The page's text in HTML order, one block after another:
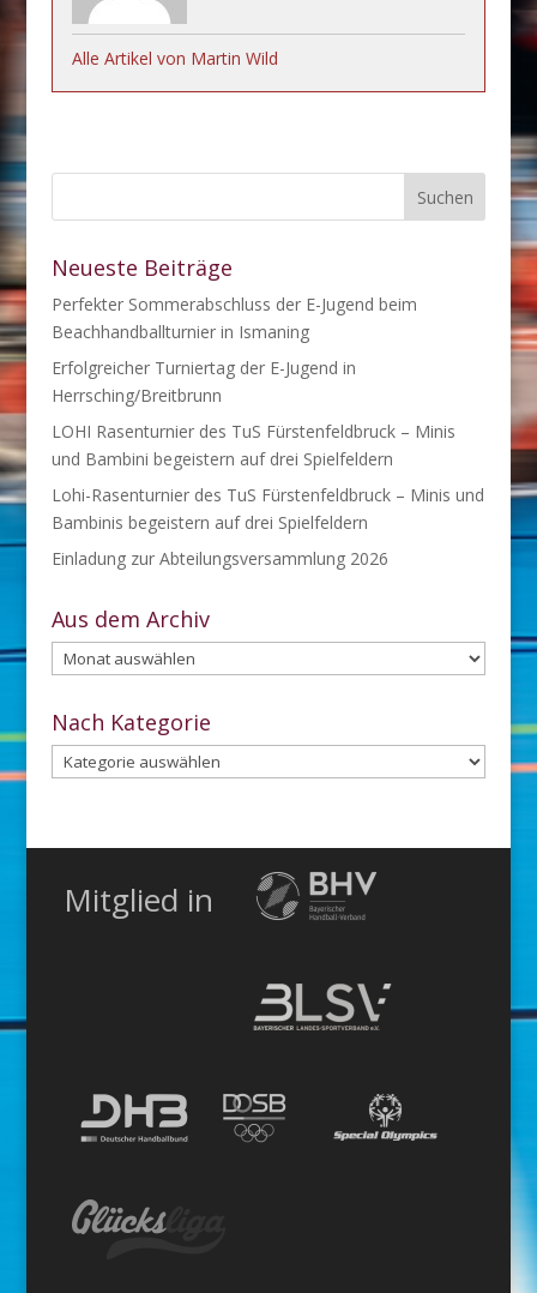
Alle Artikel von Martin Wild
Neueste Beiträge
Perfekter Sommerabschluss der E-Jugend beim
Beachhandballturnier in Ismaning
Erfolgreicher Turniertag der E-Jugend in
Herrsching/Breitbrunn
LOHI Rasenturnier des TuS Fürstenfeldbruck – Minis
und Bambini begeistern auf drei Spielfeldern
Lohi-Rasenturnier des TuS Fürstenfeldbruck – Minis und
Bambinis begeistern auf drei Spielfeldern
Einladung zur Abteilungsversammlung 2026
Aus dem Archiv
Aus
dem
Archiv
Nach Kategorie
Nach
Kategorie
Mitglied in